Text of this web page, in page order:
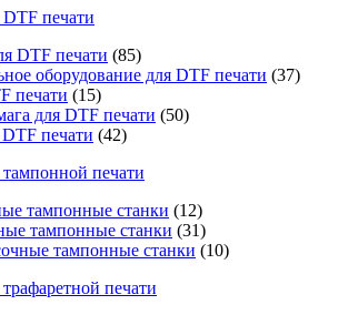
печати
DTF печати (85)
оборудование для DTF печати (37)
печати (15)
для DTF печати (50)
печати (42)
печати
тампонные станки (12)
тампонные станки (31)
тампонные станки (10)
печати